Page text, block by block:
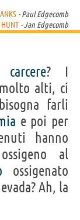
- Paul Edgecomb
- Jan Edgecomb
carcere? I
alti, ci
farli
e poi per
hanno
al
ossigenato
Ah, la